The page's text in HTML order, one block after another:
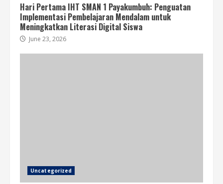
Hari Pertama IHT SMAN 1 Payakumbuh: Penguatan
Implementasi Pembelajaran Mendalam untuk
Meningkatkan Literasi Digital Siswa
June 23, 2026
Uncategorized